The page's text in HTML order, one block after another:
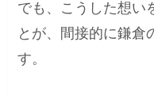
でも、こうした想い
とが、間接的に鎌倉
す。